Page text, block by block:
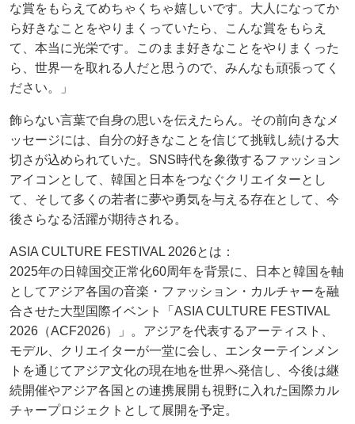
な賞をもらえてめちゃくちゃ嬉しいです。大人になってか
ら好きなことをやりまくっていたら、こんな賞をもらえ
て、本当に光栄です。このまま好きなことをやりまくった
ら、世界一を取れる人だと思うので、みんなも頑張ってく
ださい。」
飾らない言葉で自身の思いを伝えたらん。その前向きなメ
ッセージには、自分の好きなことを信じて挑戦し続ける大
切さが込められていた。SNS時代を象徴するファッション
アイコンとして、韓国と日本をつなぐクリエイターとし
て、そして多くの若者に夢や勇気を与える存在として、今
後さらなる活躍が期待される。
ASIA CULTURE FESTIVAL 2026とは：
2025年の日韓国交正常化60周年を背景に、日本と韓国を軸
としてアジア各国の音楽・ファッション・カルチャーを融
合させた大型国際イベント「ASIA CULTURE FESTIVAL
2026（ACF2026）」。アジアを代表するアーティスト、
モデル、クリエイターが一堂に会し、エンターテインメン
トを通じてアジア文化の現在地を世界へ発信し、今後は継
続開催やアジア各国との連携展開も視野に入れた国際カル
チャープロジェクトとして展開を予定。